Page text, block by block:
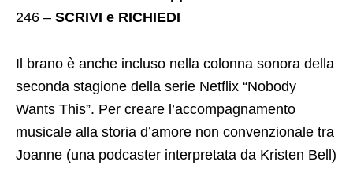
246 – SCRIVI e RICHIEDI
Il brano è anche incluso nella colonna sonora della
seconda stagione della serie Netflix “Nobody
Wants This”. Per creare l’accompagnamento
musicale alla storia d’amore non convenzionale tra
Joanne (una podcaster interpretata da Kristen Bell)